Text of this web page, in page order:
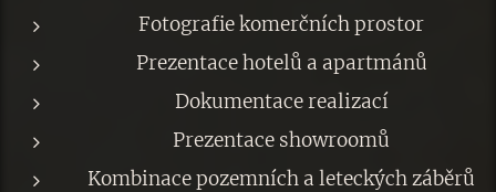
Fotografie komerčních prostor
Prezentace hotelů a apartmánů
Dokumentace realizací
Prezentace showroomů
Kombinace pozemních a leteckých záběrů